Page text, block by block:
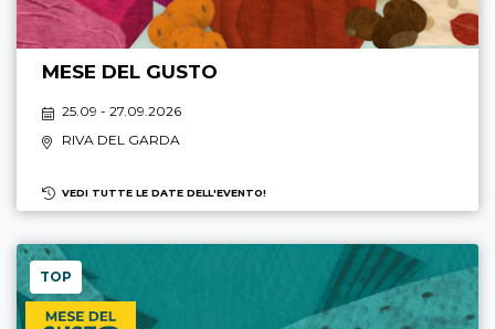
MESE DEL GUSTO
25.09 - 27.09.2026
RIVA DEL GARDA
VEDI TUTTE LE DATE DELL'EVENTO!
TOP